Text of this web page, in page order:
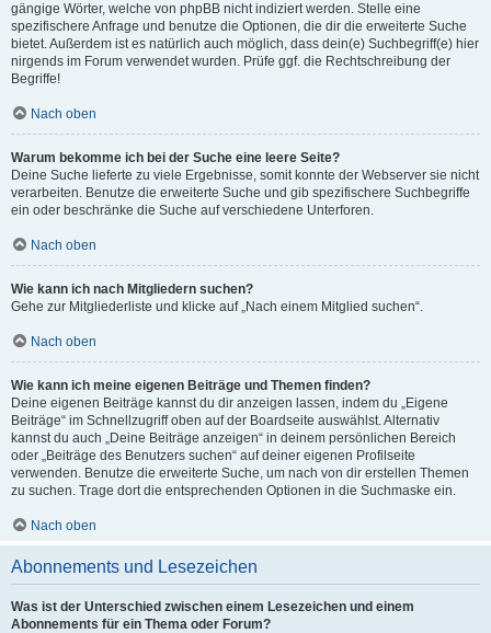
gängige Wörter, welche von phpBB nicht indiziert werden. Stelle eine
spezifischere Anfrage und benutze die Optionen, die dir die erweiterte Suche
bietet. Außerdem ist es natürlich auch möglich, dass dein(e) Suchbegriff(e) hier
nirgends im Forum verwendet wurden. Prüfe ggf. die Rechtschreibung der
Begriffe!
Nach oben
Warum bekomme ich bei der Suche eine leere Seite?
Deine Suche lieferte zu viele Ergebnisse, somit konnte der Webserver sie nicht
verarbeiten. Benutze die erweiterte Suche und gib spezifischere Suchbegriffe
ein oder beschränke die Suche auf verschiedene Unterforen.
Nach oben
Wie kann ich nach Mitgliedern suchen?
Gehe zur Mitgliederliste und klicke auf „Nach einem Mitglied suchen“.
Nach oben
Wie kann ich meine eigenen Beiträge und Themen finden?
Deine eigenen Beiträge kannst du dir anzeigen lassen, indem du „Eigene
Beiträge“ im Schnellzugriff oben auf der Boardseite auswählst. Alternativ
kannst du auch „Deine Beiträge anzeigen“ in deinem persönlichen Bereich
oder „Beiträge des Benutzers suchen“ auf deiner eigenen Profilseite
verwenden. Benutze die erweiterte Suche, um nach von dir erstellen Themen
zu suchen. Trage dort die entsprechenden Optionen in die Suchmaske ein.
Nach oben
Abonnements und Lesezeichen
Was ist der Unterschied zwischen einem Lesezeichen und einem
Abonnements für ein Thema oder Forum?